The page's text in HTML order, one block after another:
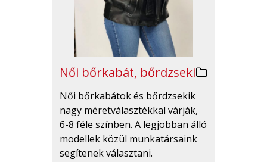
Női bőrkabát, bőrdzseki
Női bőrkabátok és bőrdzsekik
nagy méretválasztékkal várják,
6-8 féle színben. A legjobban álló
modellek közül munkatársaink
segítenek választani.